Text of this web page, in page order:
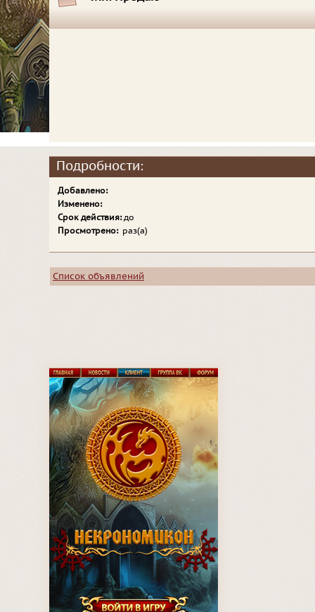
Подробности:
Добавлено:
Изменено:
Срок действия:до
Просмотрено:раз(а)
Список объявлений